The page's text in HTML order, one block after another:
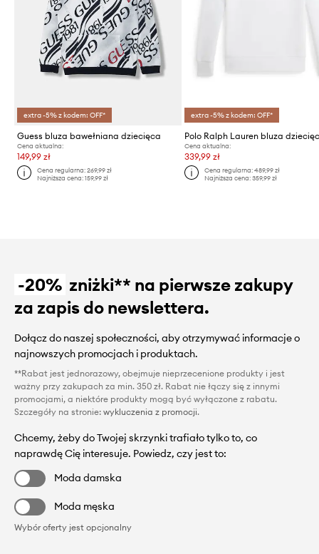
extra -5% z kodem: OFF*
Guess bluza bawełniana dziecięca
Cena aktualna:
149,99 zł
Cena regularna:269,99 zł
Najniższa cena:159,99 zł
extra -5% z kodem: OFF*
Polo Ralph Lauren bluza
Cena aktualna:
339,99 zł
Cena regularna: 489,99 zł
Najniższa cena: 359,99 zł
-20% zniżki** na pierwsze zakupy
za zapis do newslettera.
Dołącz do naszej społeczności, aby otrzymywać informacje o
najnowszych promocjach i produktach.
**Rabat jest jednorazowy, obejmuje nieprzecenione produkty i jest
ważny przy zakupach za min. 350 zł. Rabat nie łączy się z innymi
promocjami, a niektóre produkty mogą być wyłączone z rabatu.
Szczegóły na stronie: wykluczenia z promocji.
Chcemy, żeby do Twojej skrzynki trafiało tylko to, co
naprawdę Cię interesuje. Powiedz, czy jest to:
Moda damska
Moda męska
Wybór oferty jest opcjonalny